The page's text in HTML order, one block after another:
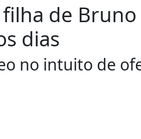
de Bruno
dias
no intuito de